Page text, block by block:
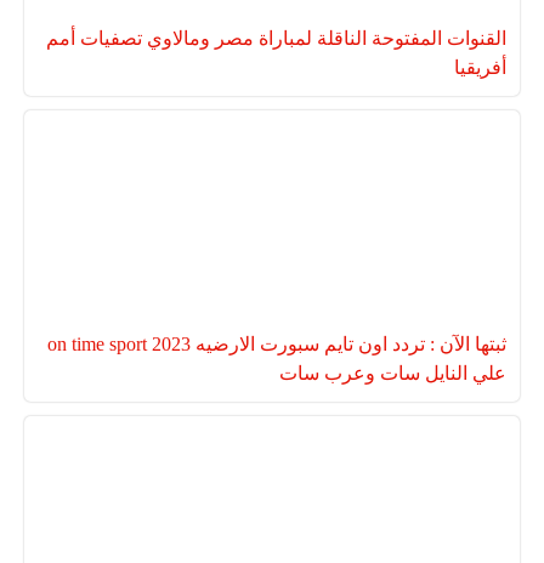
القنوات المفتوحة الناقلة لمباراة مصر ومالاوي تصفيات أمم
أفريقيا
ثبتها الآن : تردد اون تايم سبورت الارضيه 2023 on time sport
علي النايل سات وعرب سات